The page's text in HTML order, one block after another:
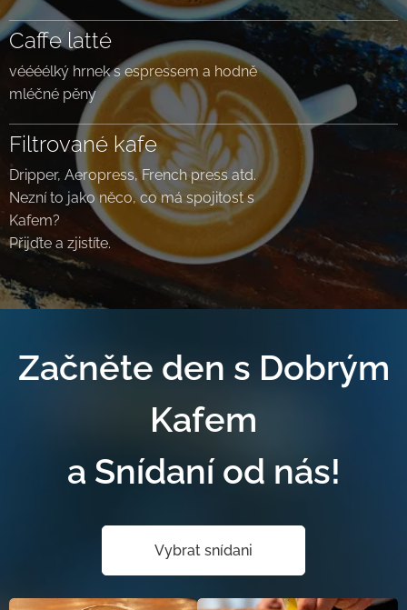
Caffe latté
véééélký hrnek s espressem a hodně
mléčné pěny
Filtrované kafe
Dripper, Aeropress, French press atd.
Nezní to jako něco, co má spojitost s
Kafem?
Přijďte a zjistíte.
Začněte den s Dobrým
Kafem
a Snídaní od nás!
Vybrat snídani